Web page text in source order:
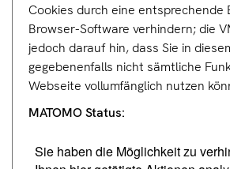
Cookies durch eine entsprechende
Browser-Software verhindern; die
jedoch darauf hin, dass Sie in
gegebenenfalls nicht sämtliche
Webseite vollumfänglich nutzen
MATOMO Status: